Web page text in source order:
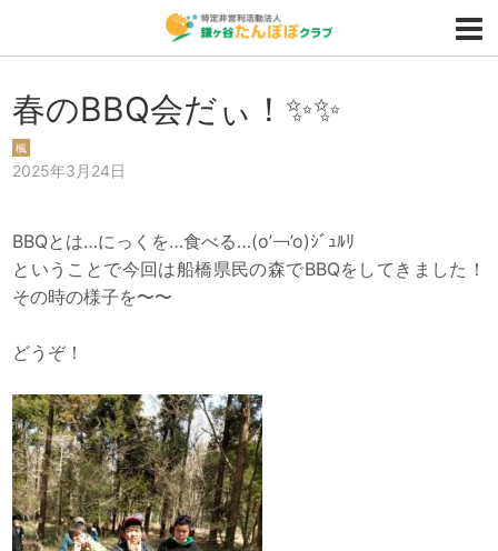
春のBBQ会だぃ！✨✨
楓
2025年3月24日
BBQとは…にっくを…食べる…(о’￢’о)ｼﾞｭﾙﾘ
ということで今回は船橋県民の森でBBQをしてきました！
その時の様子を〜〜
どうぞ！